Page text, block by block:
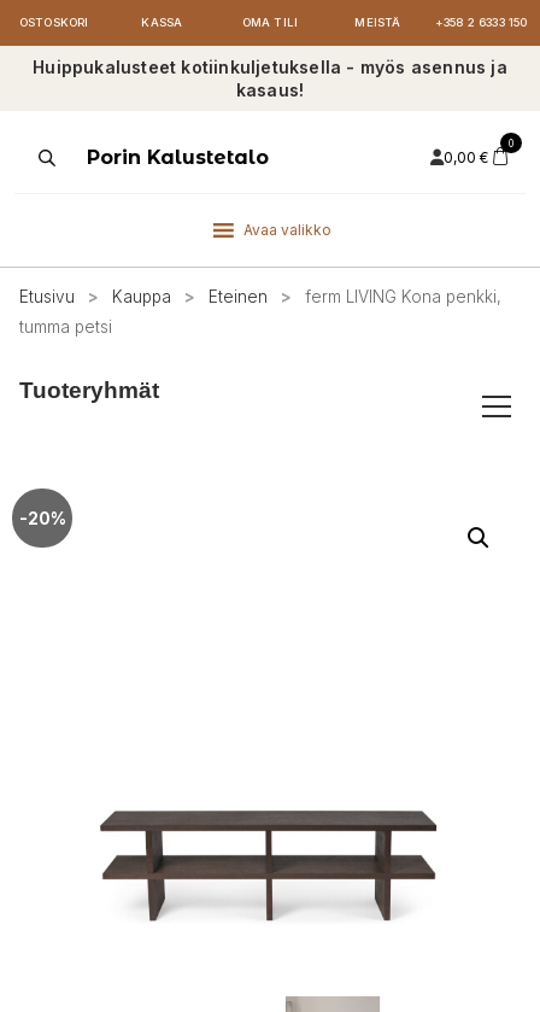
OSTOSKORI KASSA OMA TILI MEISTÄ +358 2 6333 150
Huippukalusteet kotiinkuljetuksella - myös asennus ja
kasaus!
ProductsPorin Kalustetalo 0,00 €
0
Avaa valikko
Etusivu > Kauppa > Eteinen >
ferm LIVING Kona penkki,
tumma petsi
Tuoteryhmät
-20%